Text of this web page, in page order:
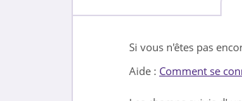
Si vous n'êtes pas
Aide : Comment se